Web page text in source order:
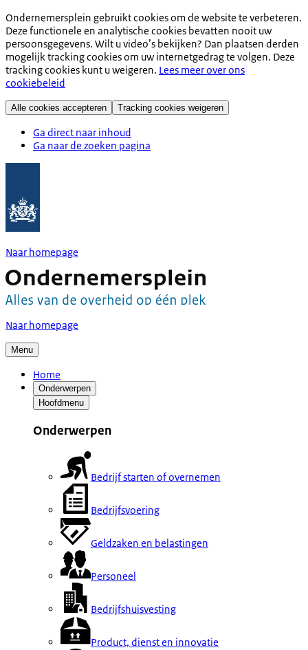
Ondernemersplein gebruikt cookies om de website te verbeteren.
Deze functionele en analytische cookies bevatten nooit uw
persoonsgegevens. Wilt u video’s bekijken? Dan plaatsen derden
mogelijk tracking cookies om uw internetgedrag te volgen. Deze
tracking cookies kunt u weigeren. Lees meer over ons
cookiebeleid
Alle cookies accepteren Tracking cookies weigeren
Ga direct naar inhoud
Ga naar de zoeken pagina
Naar homepage
Naar homepage
Menu
Home
Onderwerpen
Hoofdmenu
Onderwerpen
Bedrijf starten of overnemen
Bedrijfsvoering
Geldzaken en belastingen
Personeel
Bedrijfshuisvesting
Product, dienst en innovatie